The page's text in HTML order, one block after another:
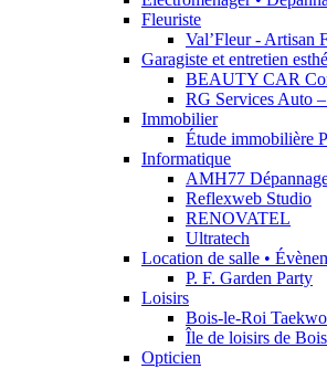
Fleuriste
Val’Fleur - Artisan
Garagiste et entretien
BEAUTY CAR
RG Services Auto
Immobilier
Étude immobilière
Informatique
AMH77
Reflexweb Studio
RENOVATEL
Ultratech
Location de salle •
P. F. Garden Party
Loisirs
Bois-le-Roi
Île de loisirs de
Opticien